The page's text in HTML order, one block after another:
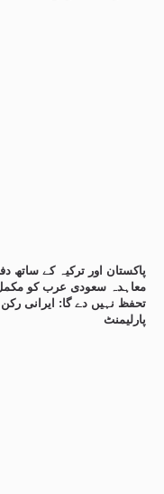
پاکستان اور ترکیہ کے ساتھ
معاہدہ سعودی عرب کو
تحفظ نہیں دے گا: ایرانی رکن
پارلیمنٹ